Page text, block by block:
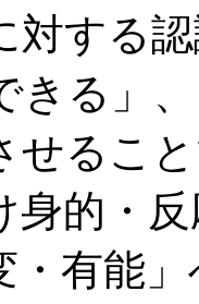
対する
きる」
せるこ
身的・
・有能